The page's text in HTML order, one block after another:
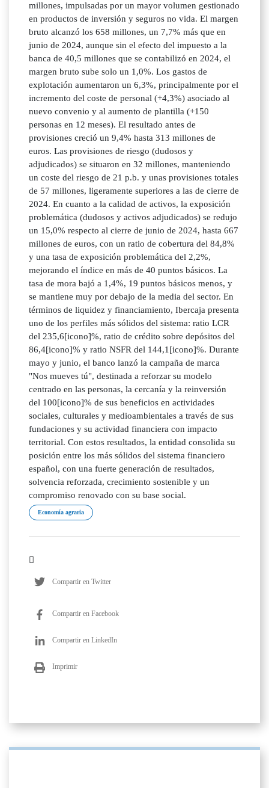
millones, impulsadas por un mayor volumen gestionado
en productos de inversión y seguros no vida. El margen
bruto alcanzó los 658 millones, un 7,7% más que en
junio de 2024, aunque sin el efecto del impuesto a la
banca de 40,5 millones que se contabilizó en 2024, el
margen bruto sube solo un 1,0%. Los gastos de
explotación aumentaron un 6,3%, principalmente por el
incremento del coste de personal (+4,3%) asociado al
nuevo convenio y al aumento de plantilla (+150
personas en 12 meses). El resultado antes de
provisiones creció un 9,4% hasta 313 millones de
euros. Las provisiones de riesgo (dudosos y
adjudicados) se situaron en 32 millones, manteniendo
un coste del riesgo de 21 p.b. y unas provisiones totales
de 57 millones, ligeramente superiores a las de cierre de
2024. En cuanto a la calidad de activos, la exposición
problemática (dudosos y activos adjudicados) se redujo
un 15,0% respecto al cierre de junio de 2024, hasta 667
millones de euros, con un ratio de cobertura del 84,8%
y una tasa de exposición problemática del 2,2%,
mejorando el índice en más de 40 puntos básicos. La
tasa de mora bajó a 1,4%, 19 puntos básicos menos, y
se mantiene muy por debajo de la media del sector. En
términos de liquidez y financiamiento, Ibercaja presenta
uno de los perfiles más sólidos del sistema: ratio LCR
del 235,6[icono]%, ratio de crédito sobre depósitos del
86,4[icono]% y ratio NSFR del 144,1[icono]%. Durante
mayo y junio, el banco lanzó la campaña de marca
"Nos mueves tú", destinada a reforzar su modelo
centrado en las personas, la cercanía y la reinversión
del 100[icono]% de sus beneficios en actividades
sociales, culturales y medioambientales a través de sus
fundaciones y su actividad financiera con impacto
territorial. Con estos resultados, la entidad consolida su
posición entre los más sólidos del sistema financiero
español, con una fuerte generación de resultados,
solvencia reforzada, crecimiento sostenible y un
compromiso renovado con su base social.
Economía agraria
Compartir en Twitter
Compartir en Facebook
Compartir en LinkedIn
Imprimir